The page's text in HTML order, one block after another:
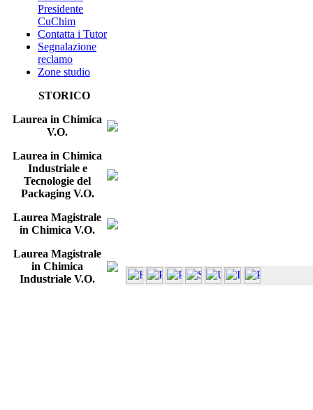
Presidente
CuChim
Contatta i Tutor
Segnalazione
reclamo
Zone studio
STORICO
Laurea in Chimica
V.O.
Laurea in Chimica
Industriale e
Tecnologie del
Packaging V.O.
Laurea Magistrale
in Chimica V.O.
Laurea Magistrale
in Chimica
Industriale V.O.